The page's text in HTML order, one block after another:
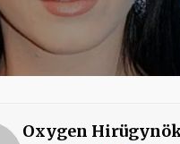
Oxygen